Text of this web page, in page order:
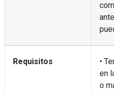
Requisitos
•
en
o